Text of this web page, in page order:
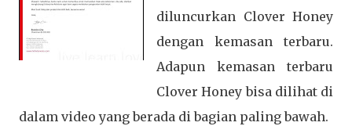
diluncurkan Clover Honey
dengan kemasan terbaru.
Adapun kemasan terbaru
Clover Honey bisa dilihat di
dalam video yang berada di bagian paling bawah.